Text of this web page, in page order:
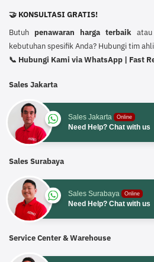
🤝 KONSULTASI GRATIS!
Butuh penawaran harga terbaik atau
kebutuhan spesifik Anda? Hubungi tim
📞 Hubungi Kami via WhatsApp | Fast
Sales Jakarta
Sales Jakarta Online
Need Help? Chat with us
Sales Surabaya
Sales Surabaya Online
Need Help? Chat with us
Service Center & Warehouse